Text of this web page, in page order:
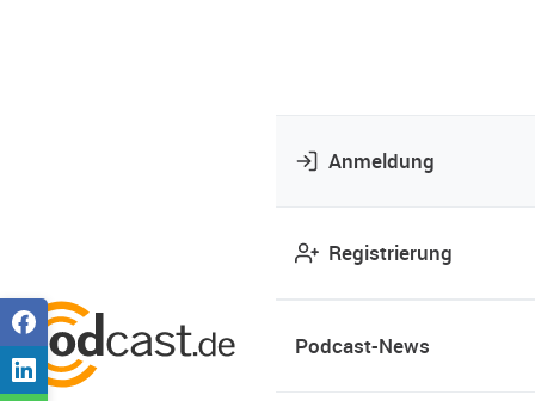
Anmeldung
Registrierung
Podcast-News